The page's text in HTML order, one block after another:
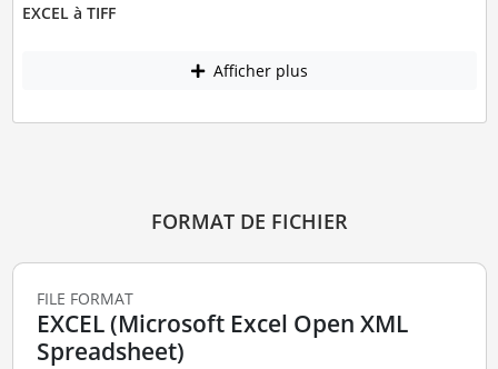
EXCEL à TIFF
Afficher plus
FORMAT DE FICHIER
FILE FORMAT
EXCEL (Microsoft Excel Open XML
Spreadsheet)